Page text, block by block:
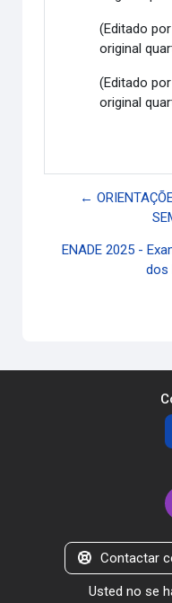
(Editado
original
(Editado
original
←
ENADE 2025 -
dos
Contactar
Usted no se